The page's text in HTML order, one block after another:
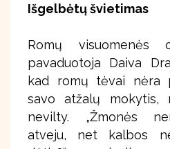
Išgelbėtų švietimas
Romų visuomenės
pavaduotoja Daiva
kad romų tėvai nėra
savo atžalų
nevilty. „Žmonės
atveju, net kalbos